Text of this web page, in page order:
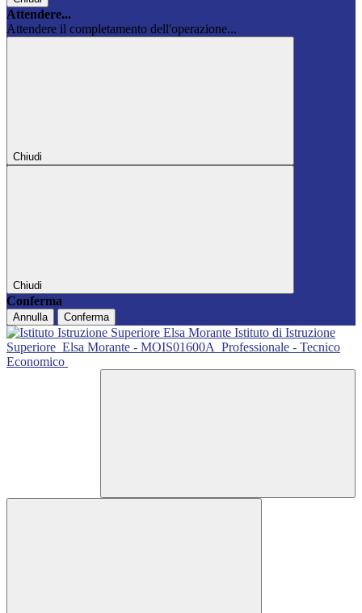
Attendere...
Attendere il completamento dell'operazione...
Chiudi
Chiudi
Conferma
Annulla Conferma
Istituto di Istruzione
Superiore Elsa Morante - MOIS01600A Professionale - Tecnico
Economico